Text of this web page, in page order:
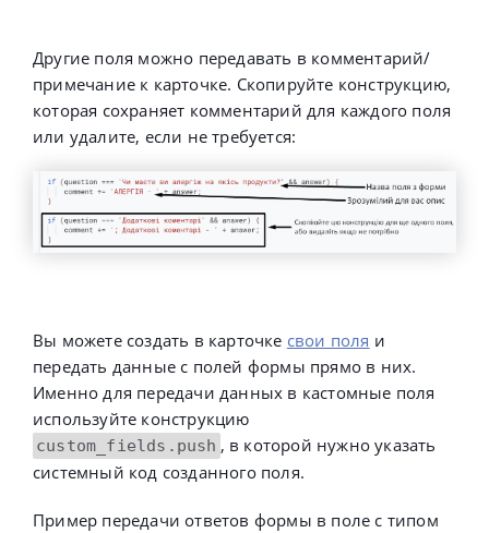
Другие поля можно передавать в комментарий/
примечание к карточке. Скопируйте конструкцию,
которая сохраняет комментарий для каждого поля
или удалите, если не требуется:
Вы можете создать в карточке свои поля и
передать данные с полей формы прямо в них.
Именно для передачи данных в кастомные поля
используйте конструкцию
custom_fields . push , в которой нужно указать
системный код созданного поля.
Пример передачи ответов формы в поле с типом